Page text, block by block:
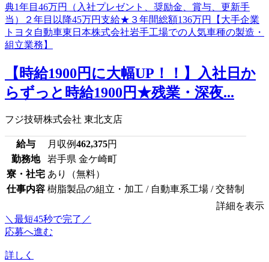
【時給1900円に大幅UP！！】入社日か
らずっと時給1900円★残業・深夜...
フジ技研株式会社 東北支店
給与 月収例462,375円
勤務地
岩手県 金ケ崎町
寮・社宅 あり（無料）
仕事内容 樹脂製品の組立・加工 / 自動車系工場 / 交替制
詳細を表示
＼最短45秒で完了／
応募へ進む
詳しく